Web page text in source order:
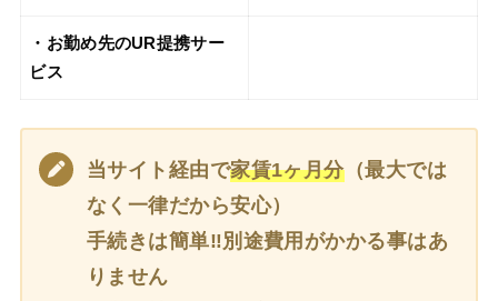
・お勤め先のUR提携サー
ビス
当サイト経由で家賃1ヶ月分（最大では
なく一律だから安心）
手続きは簡単‼別途費用がかかる事はあ
りません